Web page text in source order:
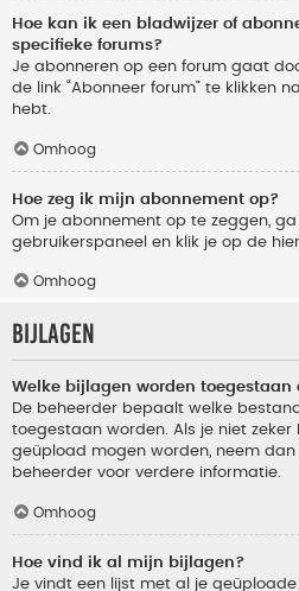
Hoe kan ik een bladwijzer of
specifieke forums?
Je abonneren op een forum gaat
de link “Abonneer forum” te klikken
hebt.
Omhoog
Hoe zeg ik mijn abonnement op?
Om je abonnement op te zeggen,
gebruikerspaneel en klik je op de
Omhoog
Bijlagen
Welke bijlagen worden toegestaan
De beheerder bepaalt welke
toegestaan worden. Als je niet
geüpload mogen worden, neem
beheerder voor verdere informatie.
Omhoog
Hoe vind ik al mijn bijlagen?
Je vindt een lijst met al je